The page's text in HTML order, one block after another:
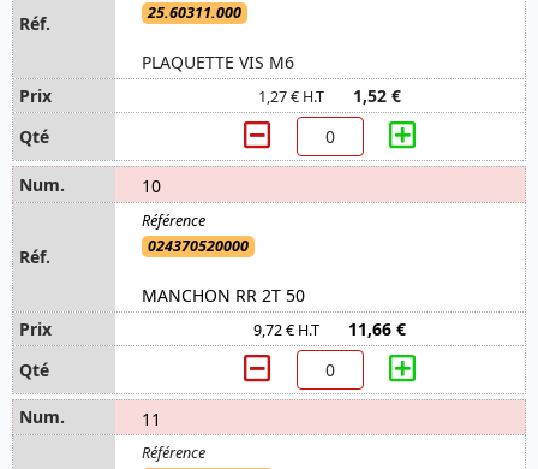
25.60311.000
PLAQUETTE VIS M6
1,27 € H.T 1,52 €
10
024370520000
MANCHON RR 2T 50
9,72 € H.T 11,66 €
11